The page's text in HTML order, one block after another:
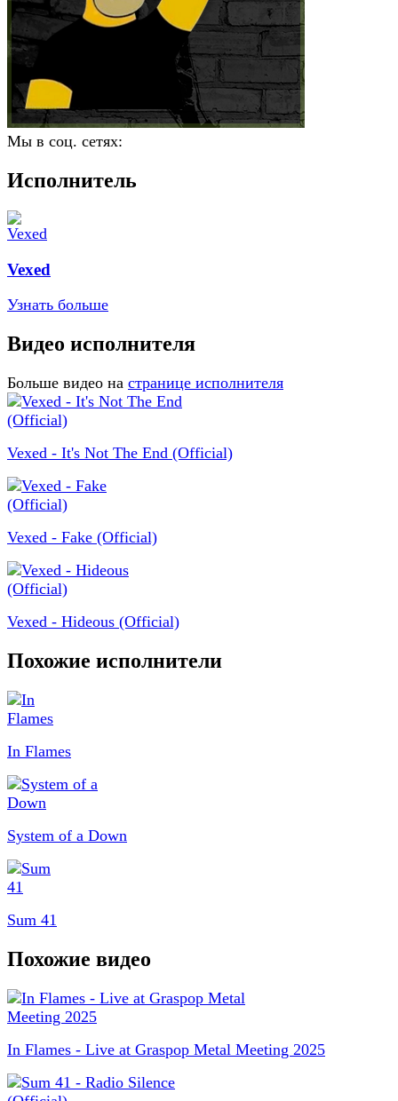
Мы в соц. сетях:
Исполнитель
Vexed
Узнать больше
Видео исполнителя
Больше видео на странице исполнителя
Vexed - It's Not The End (Official)
Vexed - Fake (Official)
Vexed - Hideous (Official)
Похожие исполнители
In Flames
System of a Down
Sum 41
Похожие видео
In Flames - Live at Graspop Metal Meeting 2025